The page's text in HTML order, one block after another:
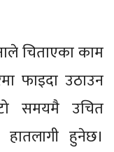
चिताएका काम
फाइदा उठाउन
समयमै उचित
हुनेछ।